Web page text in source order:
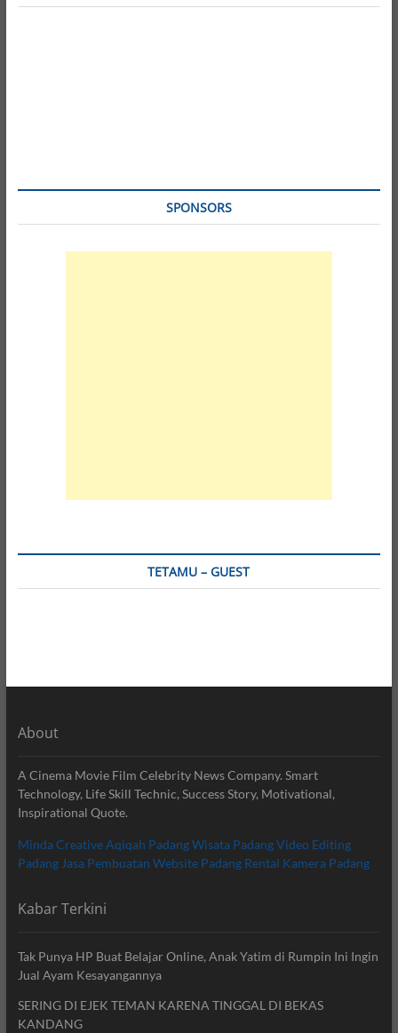
SPONSORS
TETAMU – GUEST
About
A Cinema Movie Film Celebrity News Company. Smart
Technology, Life Skill Technic, Success Story, Motivational,
Inspirational Quote.
Minda CreativeAqiqah PadangWisata PadangVideo Editing
Padang Jasa Pembuatan Website Padang Rental Kamera Padang
Kabar Terkini
Tak Punya HP Buat Belajar Online, Anak Yatim di Rumpin Ini Ingin
Jual Ayam Kesayangannya
SERING DI EJEK TEMAN KARENA TINGGAL DI BEKAS
KANDANG